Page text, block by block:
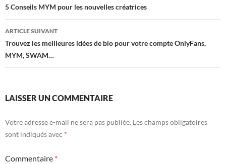
des
articles
5 Conseils MYM pour les nouvelles créatrices
ARTICLE SUIVANT
Trouvez les meilleures idées de bio pour votre compte OnlyFans,
MYM, SWAM…
LAISSER UN COMMENTAIRE
Votre adresse e-mail ne sera pas publiée. Les champs obligatoires
sont indiqués avec *
Commentaire *